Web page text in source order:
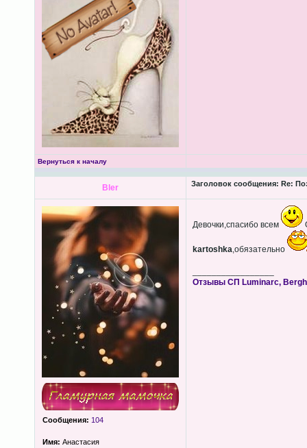
Вернуться к началу
Bler Заголовок сообщения: Re:
Сообщения: 104
Имя: Анастасия
Девочки,спасибо всем
kartoshka,обязательно
Отзывы СП Luminarc,